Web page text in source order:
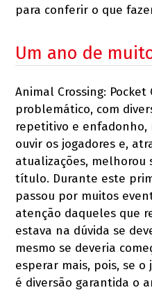
para conferir o que
Um ano de
Animal Crossing:
problemático, com
repetitivo e enfadonho,
ouvir os jogadores e,
atualizações,
título. Durante este
passou por muitos
atenção daqueles que
estava na dúvida se
mesmo se deveria
esperar mais, pois, se
é diversão garantida o